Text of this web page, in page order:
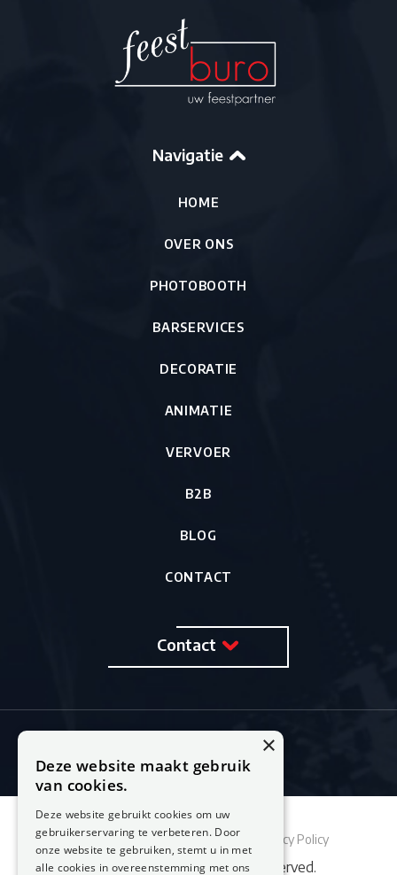
Navigatie
HOME
OVER ONS
PHOTOBOOTH
BARSERVICES
DECORATIE
ANIMATIE
VERVOER
B2B
BLOG
CONTACT
Contact
Sitemap Cookie Policy Privacy Policy
© 2026 Feestburo. All rights reserved.
×
Deze website maakt gebruik
van cookies.
Deze website gebruikt cookies om uw
gebruikerservaring te verbeteren. Door
onze website te gebruiken, stemt u in met
alle cookies in overeenstemming met ons